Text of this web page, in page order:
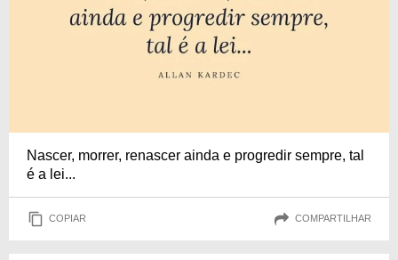
Nascer, morrer, renascer ainda e progredir sempre, tal
é a lei...
COPIAR COMPARTILHAR